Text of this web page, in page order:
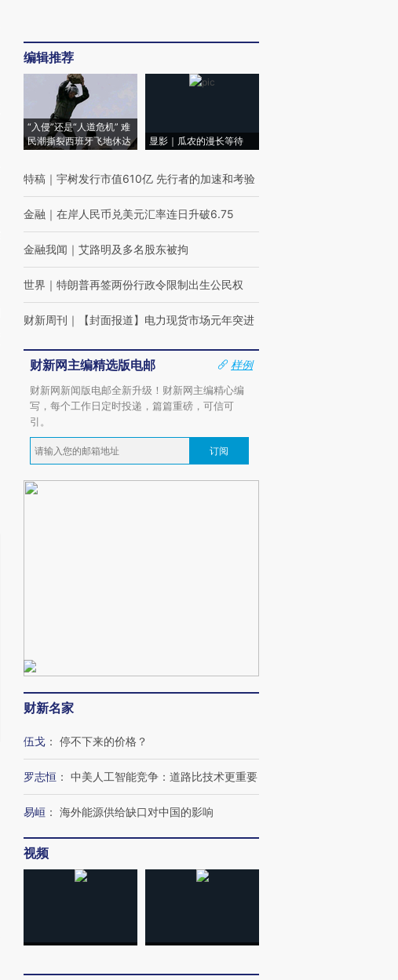
编辑推荐
“入侵”还是“人道危机” 难
民潮撕裂西班牙飞地休达
显影｜瓜农的漫长等待
特稿 ｜ 宇树发行市值610亿 先行者的加速和考验
金融 ｜ 在岸人民币兑美元汇率连日升破6.75
金融我闻 ｜ 艾路明及多名股东被拘
世界 ｜ 特朗普再签两份行政令限制出生公民权
财新周刊 ｜ 【封面报道】电力现货市场元年突进
财新网主编精选版电邮
样例
财新网新闻版电邮全新升级！财新网主编精心编
写，每个工作日定时投递，篇篇重磅，可信可
引。
订阅
财新名家
伍戈 ： 停不下来的价格？
罗志恒 ： 中美人工智能竞争：道路比技术更重要
易峘 ： 海外能源供给缺口对中国的影响
视频